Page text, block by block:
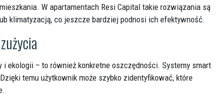
W apartamentach Resi Capital takie rozwiązania są
klimatyzacją, co jeszcze bardziej podnosi ich efektywność.
ekologii – to również konkretne oszczędności. Systemy smart
temu użytkownik może szybko zidentyfikować, które